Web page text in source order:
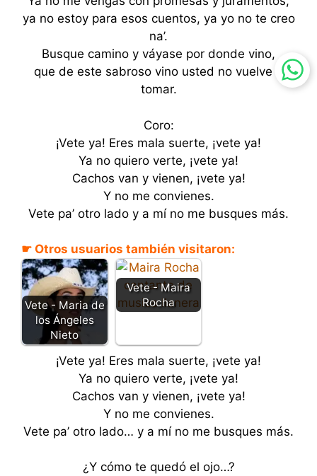
ya no estoy para esos cuentos, ya yo no te creo
na’.
Busque camino y váyase por donde vino,
que de este sabroso vino usted no vuelve a
tomar.
Coro:
¡Vete ya! Eres mala suerte, ¡vete ya!
Ya no quiero verte, ¡vete ya!
Cachos van y vienen, ¡vete ya!
Y no me convienes.
Vete pa’ otro lado y a mí no me busques más.
☛ Otros usuarios también visitaron:
Vete - Maria de
los Ángeles
Nieto
Vete - Maira
Rocha
¡Vete ya! Eres mala suerte, ¡vete ya!
Ya no quiero verte, ¡vete ya!
Cachos van y vienen, ¡vete ya!
Y no me convienes.
Vete pa’ otro lado… y a mí no me busques más.
¿Y cómo te quedó el ojo…?